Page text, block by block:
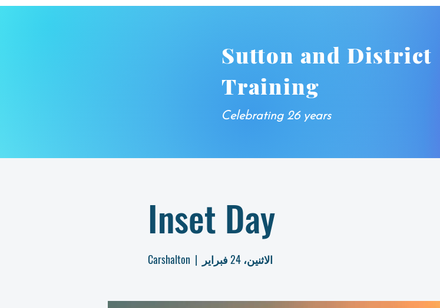
Sutton and District
Training
Celebrating 26 years
Inset Day
الاثنين، 24 فبراير
  |
Carshalton